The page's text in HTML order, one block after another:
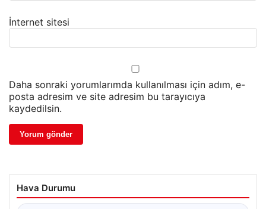
İnternet sitesi
Daha sonraki yorumlarımda kullanılması için adım, e-
posta adresim ve site adresim bu tarayıcıya
kaydedilsin.
Hava Durumu